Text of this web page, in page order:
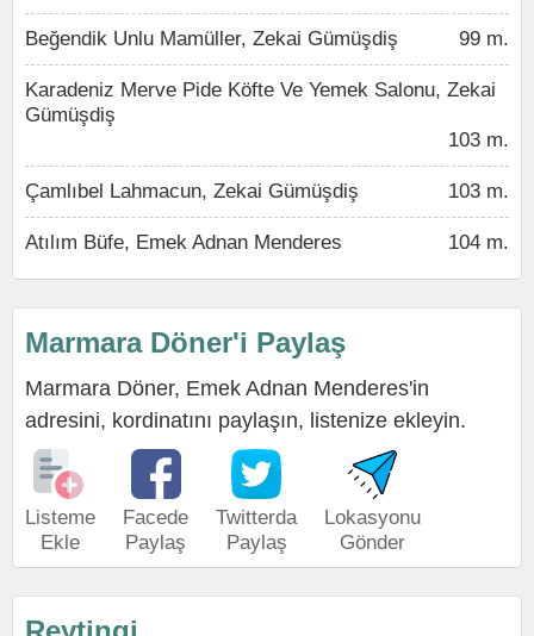
Beğendik Unlu Mamüller, Zekai Gümüşdiş 99 m.
Karadeniz Merve Pide Köfte Ve Yemek Salonu, Zekai
Gümüşdiş
103 m.
Çamlıbel Lahmacun, Zekai Gümüşdiş 103 m.
Atılım Büfe, Emek Adnan Menderes 104 m.
Marmara Döner'i Paylaş
Marmara Döner, Emek Adnan Menderes'in
adresini, kordinatını paylaşın, listenize ekleyin.
Listeme
Ekle
Facede
Paylaş
Twitterda
Paylaş
Lokasyonu
Gönder